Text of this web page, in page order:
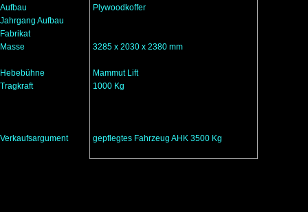
Aufbau
Plywoodkoffer
Jahrgang Aufbau
Fabrikat
Masse
3285 x 2030 x 2380 mm
Hebebühne
Mammut Lift
Tragkraft
1000 Kg
Verkaufsargument gepflegtes Fahrzeug AHK 3500 Kg